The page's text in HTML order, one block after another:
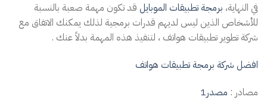
في النهاية، برمجة تطبيقات الموبايل قد تكون مهمة صعبة بالنسبة
للأشخاص الذين ليس لديهم قدرات برمجية لذلك يمكنك الاتفاق مع
شركة تطوير تطبيقات هواتف ، لتنفيذ هذه المهمة بدلاً عنك .
افضل شركة برمجة تطبيقات هواتف
مصادر : مصدر1